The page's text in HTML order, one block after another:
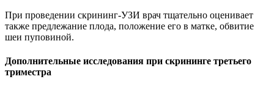
При проведении скрининг-УЗИ врач тщательно оценивает
также предлежание плода, положение его в матке, обвитие
шеи пуповиной.
Дополнительные исследования при скрининге третьего
триместра